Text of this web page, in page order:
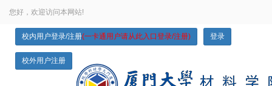
您好，欢迎访问本网站!
校内用户登录/注册(一卡通用户请从此入口登录/注册) 登录
校外用户注册